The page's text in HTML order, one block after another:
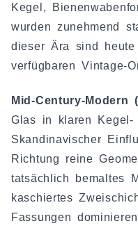
Kegel,
wurden zunehmend
dieser Ära sind
verfügbaren Vintage-
Mid-Century-Modern
Glas in klaren Kegel-
Skandinavischer
Richtung reine
tatsächlich bemaltes
kaschiertes
Fassungen